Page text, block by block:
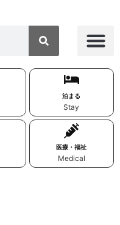
泊まる
Stay
医療・福祉
Medical